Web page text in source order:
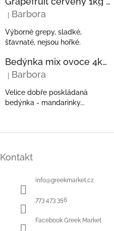
Hodnocení produktu je 5 z 5
| Barbora
Výborné grepy, sladké,
šťavnaté, nejsou hořké.
Bedýnka mix ovoce 4kg - pomeranče, mandarinky, kiwi, avokáda z Řecka
Hodnocení produktu je 5 z 5
| Barbora
Velice dobře poskládaná
bedýnka - mandarinky...
Kontakt
info@greekmarket.cz
773 473 356
Facebook Greek Market